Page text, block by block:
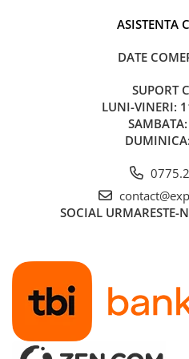
Incaltaminte drumetie
Saci de dormit
ASISTENTA
DATE
SUPORT
LUNI-VINERI:
SOCIAL URMARESTE-